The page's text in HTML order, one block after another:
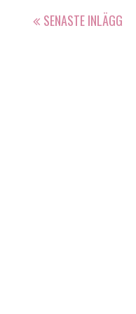
SENASTE INLÄGG